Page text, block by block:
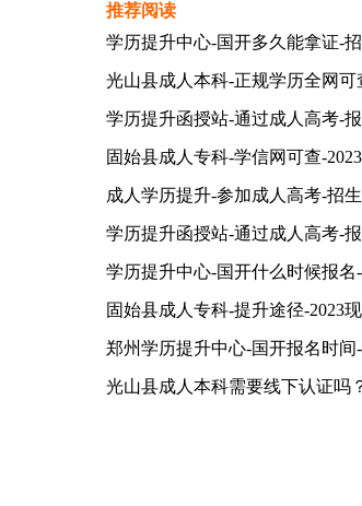
推荐阅读
学历提升中心-国开多久能拿证-
光山县成人本科-正规学历全网可
学历提升函授站-通过成人高考-
固始县成人专科-学信网可查-
成人学历提升-参加成人高考-招
学历提升函授站-通过成人高考-
学历提升中心-国开什么时候报名
固始县成人专科-提升途径-2023
郑州学历提升中心-国开报名时间
光山县成人本科需要线下认证吗